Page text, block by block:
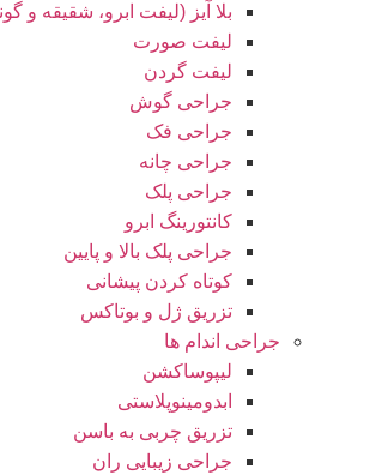
بلا آیز (لیفت ابرو، شقیقه و
لیفت صورت
لیفت گردن
جراحی گوش
جراحی فک
جراحی چانه
جراحی پلک
کانتورینگ ابرو
جراحی پلک بالا و پایین
کوتاه کردن پیشانی
تزریق ژل و بوتاکس
جراحی اندام ها
لیپوساکشن
ابدومینوپلاستی
تزریق چربی به باسن
جراحی زیبایی ران